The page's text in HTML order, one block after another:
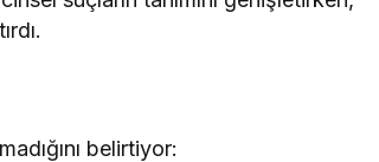
belirtiyor: